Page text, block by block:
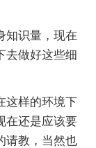
识量，现在
去做好这些细
样的环境下
在还是应该要
请教，当然也